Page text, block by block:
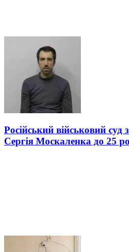
Російський військовий суд
Сергія Москаленка до 25